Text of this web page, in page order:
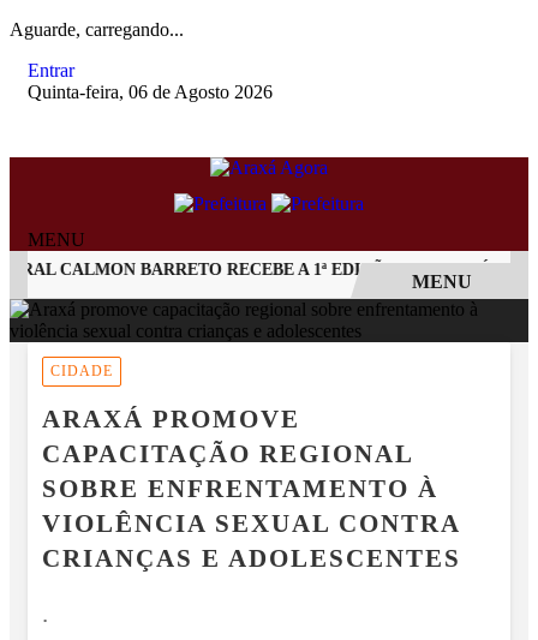
Aguarde, carregando...
Entrar
Quinta-feira, 06 de Agosto 2026
MENU
CALMON BARRETO RECEBE A 1ª EDIÇÃO DO ARAXÁ
EM ALTA
MENU
CIDADE
ARAXÁ PROMOVE
CAPACITAÇÃO REGIONAL
SOBRE ENFRENTAMENTO À
VIOLÊNCIA SEXUAL CONTRA
CRIANÇAS E ADOLESCENTES
.